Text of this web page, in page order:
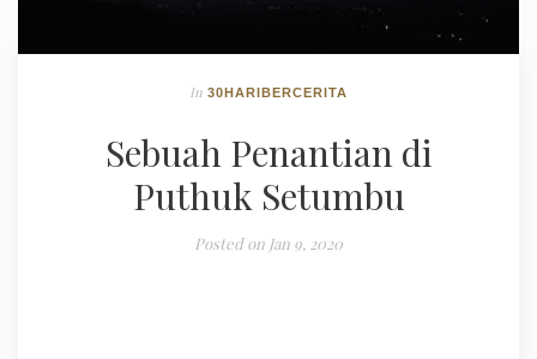
In 30HARIBERCERITA
Sebuah Penantian di
Puthuk Setumbu
Posted on Jan 9, 2020